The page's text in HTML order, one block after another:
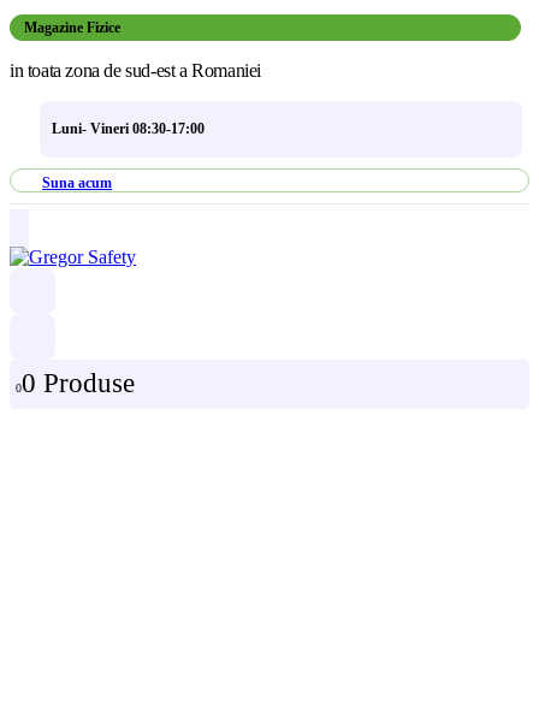
Magazine Fizice
in toata zona de sud-est a Romaniei
Luni- Vineri 08:30-17:00
Suna acum
00 Produse